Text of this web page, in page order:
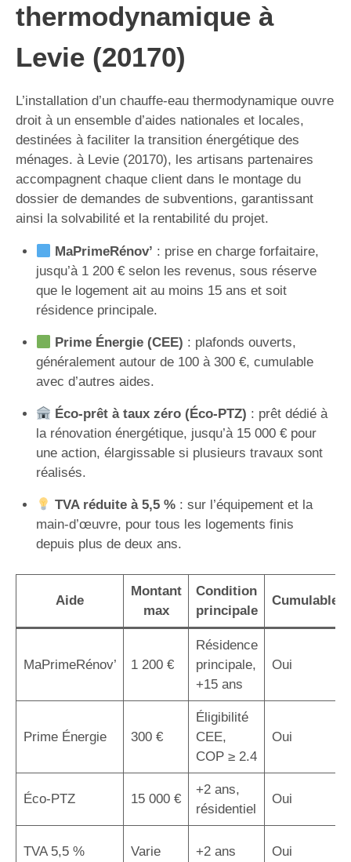
thermodynamique à
Levie (20170)
L’installation d’un chauffe-eau thermodynamique ouvre
droit à un ensemble d’aides nationales et locales,
destinées à faciliter la transition énergétique des
ménages. à Levie (20170), les artisans partenaires
accompagnent chaque client dans le montage du
dossier de demandes de subventions, garantissant
ainsi la solvabilité et la rentabilité du projet.
MaPrimeRénov’ : prise en charge forfaitaire,
jusqu’à 1 200 € selon les revenus, sous réserve
que le logement ait au moins 15 ans et soit
résidence principale.
Prime Énergie (CEE) : plafonds ouverts,
généralement autour de 100 à 300 €, cumulable
avec d’autres aides.
Éco-prêt à taux zéro (Éco-PTZ) : prêt dédié à
la rénovation énergétique, jusqu’à 15 000 € pour
une action, élargissable si plusieurs travaux sont
réalisés.
TVA réduite à 5,5 %: sur l’équipement et la
main-d’œuvre, pour tous les logements finis
depuis plus de deux ans.
Aide
Montant
max
Condition
principale
Cumulable
MaPrimeRénov’ 1 200 €
Résidence
principale,
+15 ans
Oui
Prime Énergie 300 €
Éligibilité
CEE,
COP ≥ 2.4
Oui
Éco-PTZ 15 000 €
+2 ans,
résidentiel
Oui
TVA 5,5 % Varie +2 ans Oui